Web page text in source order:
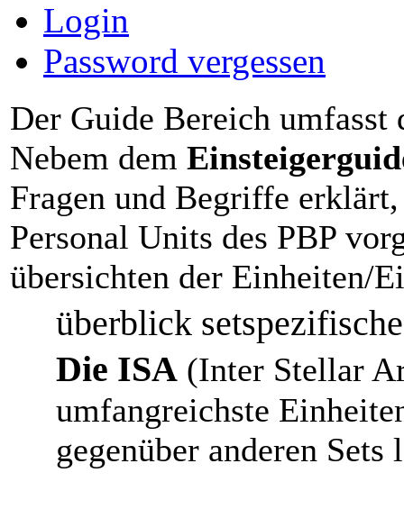
Login
Password vergessen
Der Guide Bereich
Nebem dem
Fragen und Begriffe
Personal Units des PBP
übersichten der Einheiten/
überblick
Die ISA (Inter Stellar
umfangreichste
gegenüber anderen